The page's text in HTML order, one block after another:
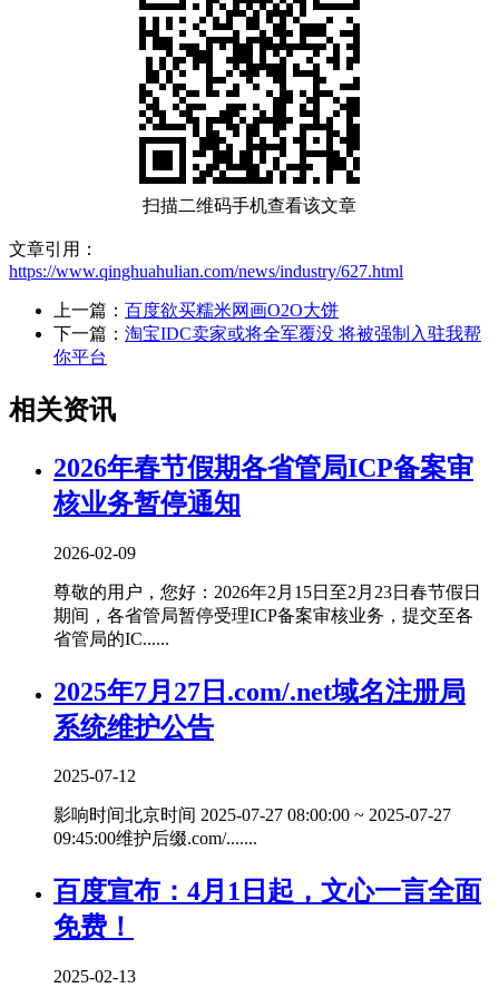
扫描二维码手机查看该文章
文章引用：
https://www.qinghuahulian.com/news/industry/627.html
上一篇： 百度欲买糯米网画O2O大饼
下一篇： 淘宝IDC卖家或将全军覆没 将被强制入驻我帮
你平台
相关资讯
2026年春节假期各省管局ICP备案审
核业务暂停通知
2026-02-09
尊敬的用户，您好：2026年2月15日至2月23日春节假日
期间，各省管局暂停受理ICP备案审核业务，提交至各
省管局的IC......
2025年7月27日.com/.net域名注册局
系统维护公告
2025-07-12
影响时间北京时间 2025-07-27 08:00:00 ~ 2025-07-27
09:45:00维护后缀.com/.......
百度宣布：4月1日起，文心一言全面
免费！
2025-02-13